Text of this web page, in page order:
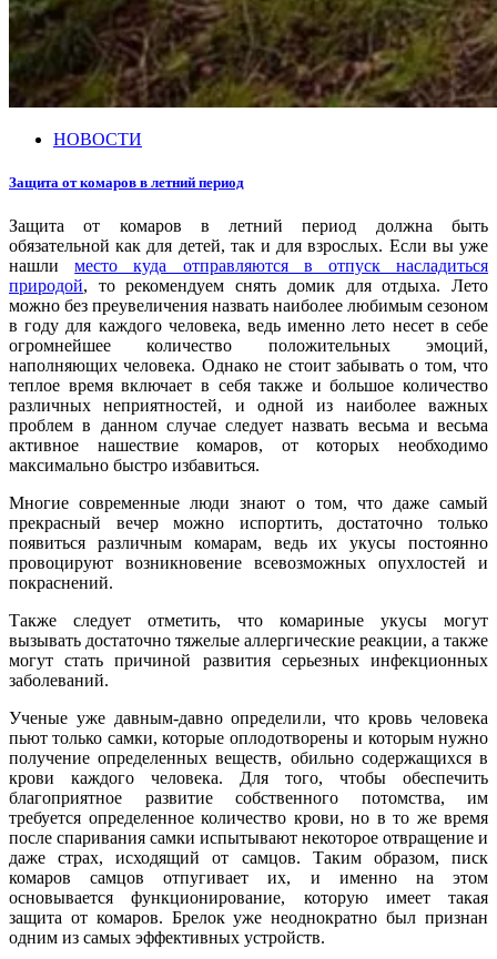
НОВОСТИ
Защита от комаров в летний период
Защита от комаров в летний период должна быть
обязательной как для детей, так и для взрослых. Если вы уже
нашлиместо куда отправляются в отпуск насладиться
природой, то рекомендуем снять домик для отдыха. Лето
можно без преувеличения назвать наиболее любимым сезоном
в году для каждого человека, ведь именно лето несет в себе
огромнейшее количество положительных эмоций,
наполняющих человека. Однако не стоит забывать о том, что
теплое время включает в себя также и большое количество
различных неприятностей, и одной из наиболее важных
проблем в данном случае следует назвать весьма и весьма
активное нашествие комаров, от которых необходимо
максимально быстро избавиться.
Многие современные люди знают о том, что даже самый
прекрасный вечер можно испортить, достаточно только
появиться различным комарам, ведь их укусы постоянно
провоцируют возникновение всевозможных опухлостей и
покраснений.
Также следует отметить, что комариные укусы могут
вызывать достаточно тяжелые аллергические реакции, а также
могут стать причиной развития серьезных инфекционных
заболеваний.
Ученые уже давным-давно определили, что кровь человека
пьют только самки, которые оплодотворены и которым нужно
получение определенных веществ, обильно содержащихся в
крови каждого человека. Для того, чтобы обеспечить
благоприятное развитие собственного потомства, им
требуется определенное количество крови, но в то же время
после спаривания самки испытывают некоторое отвращение и
даже страх, исходящий от самцов. Таким образом, писк
комаров самцов отпугивает их, и именно на этом
основывается функционирование, которую имеет такая
защита от комаров. Брелок уже неоднократно был признан
одним из самых эффективных устройств.